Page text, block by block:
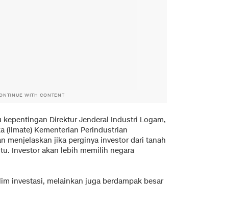
WITH CONTENT
Direktur Jenderal Industri Logam,
(Ilmate) Kementerian Perindustrian
menjelaskan jika perginya investor dari tanah
Investor akan lebih memilih negara
investasi, melainkan juga berdampak besar